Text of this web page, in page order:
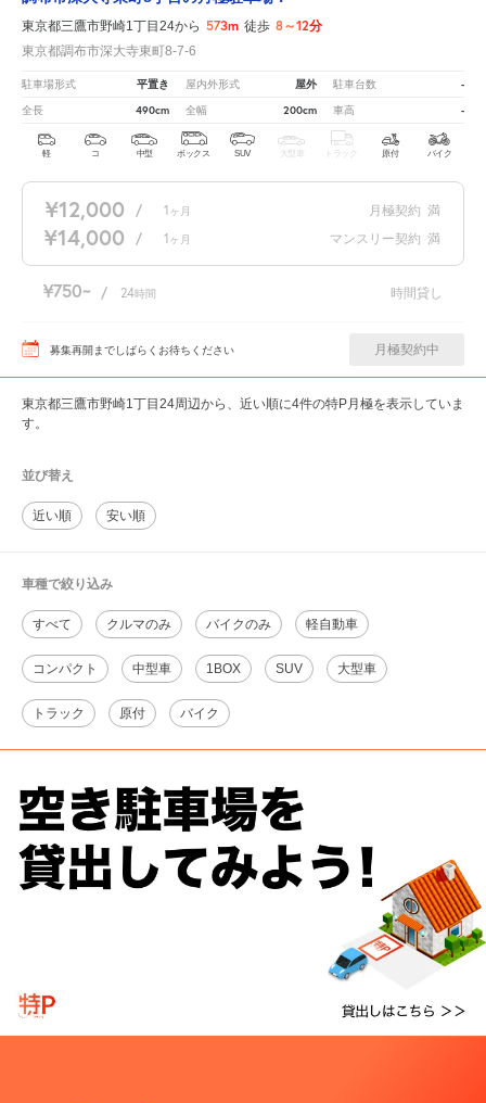
東京都三鷹市野崎1丁目24から 573m 徒歩 8～12分
東京都調布市深大寺東町8-7-6
駐車場形式 平置き 屋内外形式 屋外 駐車台数 -
全長 490cm 全幅 200cm 車高 -
軽 コ 中型 ボックス SUV 大型車 トラック 原付 バイク
¥12,000 / 1 ヶ月 月極契約 満
¥14,000 / 1 ヶ月 マンスリー契約 満
¥750 / 24時間 時間貸し
募集再開までしばらくお待ちください 月極契約中
東京都三鷹市野崎1丁目24周辺から、近い順に4件の特P月極を表示していま
す。
並び替え
近い順 安い順
車種で絞り込み
すべて クルマのみ バイクのみ 軽自動車
コンパクト 中型車 1BOX SUV 大型車
トラック 原付 バイク